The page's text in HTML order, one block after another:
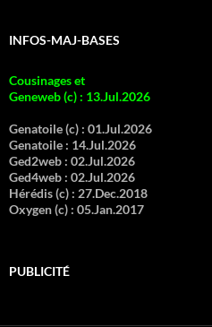
INFOS-MAJ-BASES
Cousinages et
Geneweb (c) : 13.Jul.2026
Genatoile (c) : 01.Jul.2026
Genatoile : 14.Jul.2026
Ged2web : 02.Jul.2026
Ged4web : 02.Jul.2026
Hérédis (c) : 27.Dec.2018
Oxygen (c) : 05.Jan.2017
PUBLICITÉ